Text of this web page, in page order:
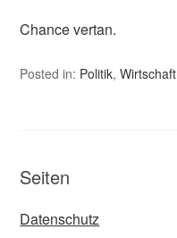
Chance vertan.
Posted in: Politik,Wirtschaft
Seiten
Datenschutz